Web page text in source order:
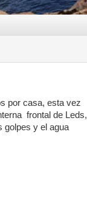
por casa, esta vez
frontal de Leds,
golpes y el agua